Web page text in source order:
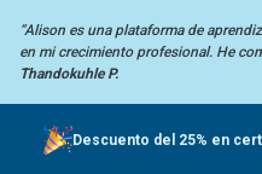
“Alison es una plataforma de
en micrecimiento profesional. He
Thandokuhle P.
Descuento del 25% en